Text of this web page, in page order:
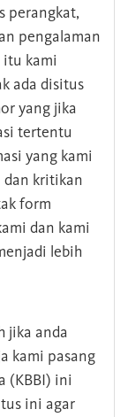
perangkat,
pengalaman
itu kami
ada disitus
yang jika
tertentu
yang kami
dan kritikan
form
dan kami
lebih
jika anda
kami pasang
(KBBI) ini
ini agar